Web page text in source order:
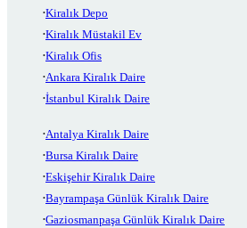
Kiralık Depo
Kiralık Müstakil Ev
Kiralık Ofis
Ankara Kiralık Daire
İstanbul Kiralık Daire
Antalya Kiralık Daire
Bursa Kiralık Daire
Eskişehir Kiralık Daire
Bayrampaşa Günlük Kiralık Daire
Gaziosmanpaşa Günlük Kiralık Daire